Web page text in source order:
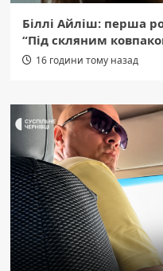
Біллі Айліш: перша
“Під скляним
16 години тому назад